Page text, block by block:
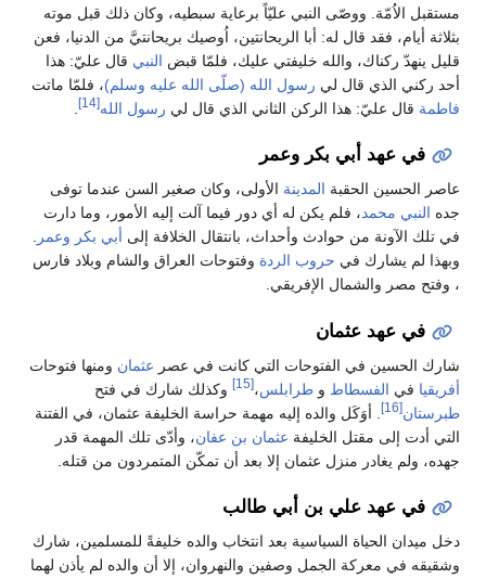
مستقبل الاُمّة. ووصّى النبي عليّاً برعاية سبطيه، وكان ذلك قبل موته
بثلاثة أيام، فقد قال له: أبا الريحانتين، اُوصيك بريحانتيَّ من الدنيا، فعن
قليل ينهدّ ركناك، والله خليفتي عليك، فلمّا قبض النبي قال عليّ: هذا
أحد ركني الذي قال لي رسول الله (صلّى الله عليه وسلم)، فلمّا ماتت
فاطمة قال عليّ: هذا الركن الثاني الذي قال لي رسول الله[14]
في عهد أبي بكر وعمر
عاصر الحسين الحقبة المدينة الأولى، وكان صغير السن عندما توفى
جده النبي محمد، فلم يكن له أي دور فيما آلت إليه الأمور، وما دارت
في تلك الآونة من حوادث وأحداث، بانتقال الخلافة إلى أبي بكر وعمر
وبهذا لم يشارك في حروب الردة وفتوحات العراق والشام وبلاد فارس
، وفتح مصر والشمال الإفريقي.
في عهد عثمان
شارك الحسين في الفتوحات التي كانت في عصر عثمان ومنها فتوحات
أفريقيا في الفسطاط و طرابلس،[15]
وكذلك شارك في فتح
طبرستان[16]
. أوَكَل والده إليه مهمة حراسة الخليفة عثمان، في الفتنة
التي أدت إلى مقتل الخليفة عثمان بن عفان، وأدّى تلك المهمة قدر
جهده، ولم يغادر منزل عثمان إلا بعد أن تمكّن المتمردون من قتله.
في عهد علي بن أبي طالب
دخل ميدان الحياة السياسية بعد انتخاب والده خليفةً للمسلمين، شارك
وشقيقه في معركة الجمل وصفين والنهروان، إلا أن والده لم يأذن لهما